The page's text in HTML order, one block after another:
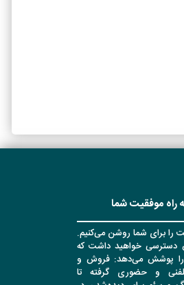
راه موفقیت شما
را برای شما روشن می‌کنیم.
دسترسی خواهید داشت که
را پوشش می‌دهد: فروش و
و حضوری گرفته تا